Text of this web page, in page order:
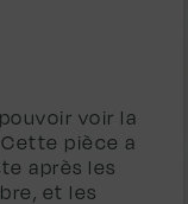
voir la
pièce a
après les
et les